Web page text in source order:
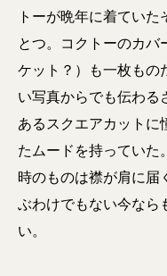
トーが晩年に着てい
とつ。コクトーのカバ
ケット？）も一枚もの
い写真からでも伝わる
あるスクエアカットに
たムードを持っていた
時のものは襟が肩に届
ぶわけでもない今なら
い。